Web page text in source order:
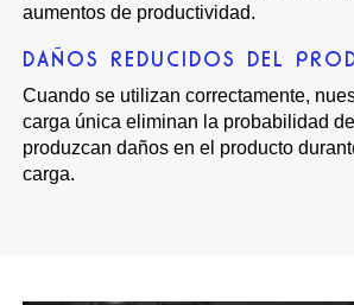
aumentos de productividad.
DAÑOS REDUCIDOS DEL
Cuando se utilizan correctamente,
carga única eliminan la probabilidad
produzcan daños en el producto
carga.